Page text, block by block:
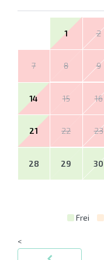
1 2
7 8 9
14 15 16
21 22 23
28 29 30
Frei
<